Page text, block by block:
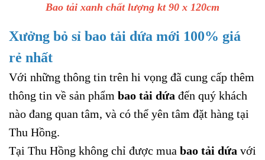
Bao tải xanh chất lượng kt 90 x 120cm
Xưởng bỏ sỉ bao tải dứa mới 100% giá
rẻ nhất
Với những thông tin trên hi vọng đã cung cấp thêm
thông tin về sản phẩm bao tải dứa đến quý khách
nào đang quan tâm, và có thể yên tâm đặt hàng tại
Thu Hồng.
Tại Thu Hồng không chỉ được mua bao tải dứa với